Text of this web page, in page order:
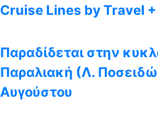
Cruise Lines by Travel
Παραδίδεται στην
Παραλιακή (Λ.
Αυγούστου